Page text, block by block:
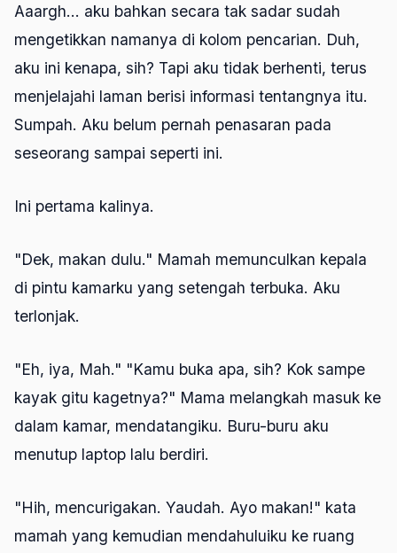
Aaargh... aku bahkan secara tak sadar sudah
mengetikkan namanya di kolom pencarian. Duh,
aku ini kenapa, sih? Tapi aku tidak berhenti, terus
menjelajahi laman berisi informasi tentangnya itu.
Sumpah. Aku belum pernah penasaran pada
seseorang sampai seperti ini.
Ini pertama kalinya.
"Dek, makan dulu." Mamah memunculkan kepala
di pintu kamarku yang setengah terbuka. Aku
terlonjak.
"Eh, iya, Mah." "Kamu buka apa, sih? Kok sampe
kayak gitu kagetnya?" Mama melangkah masuk ke
dalam kamar, mendatangiku. Buru-buru aku
menutup laptop lalu berdiri.
"Hih, mencurigakan. Yaudah. Ayo makan!" kata
mamah yang kemudian mendahuluiku ke ruang